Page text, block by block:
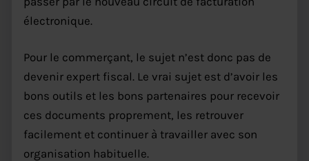
électronique.
Pour le commerçant, le sujet n’est donc pas de
devenir expert fiscal. Le vrai sujet est d’avoir les
bons outils et les bons partenaires pour recevoir
ces documents proprement, les retrouver
facilement et continuer à travailler avec son
organisation habituelle.